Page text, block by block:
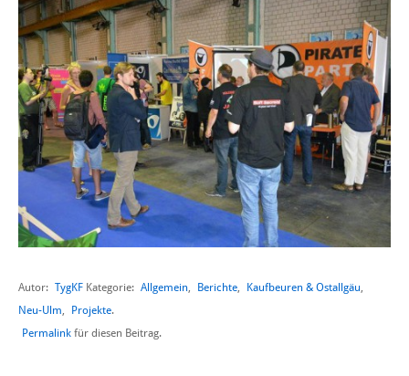
Autor: TygKF Kategorie: Allgemein Berichte Kaufbeuren & Ostallgäu
Neu-Ulm
Projekte.
Permalink für diesen Beitrag.